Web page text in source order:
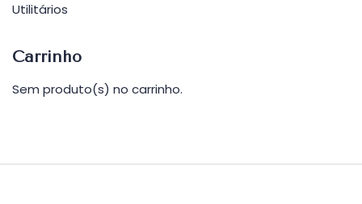
Utilitários
Carrinho
Sem produto(s) no carrinho.